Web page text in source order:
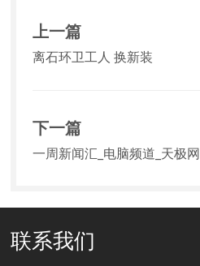
上一篇
离石环卫工人 换新装
下一篇
一周新闻汇_电脑频道_天极网
联系我们